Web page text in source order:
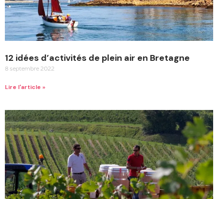
12 idées d’activités de plein air en Bretagne
8 septembre 2022
Lire l'article »